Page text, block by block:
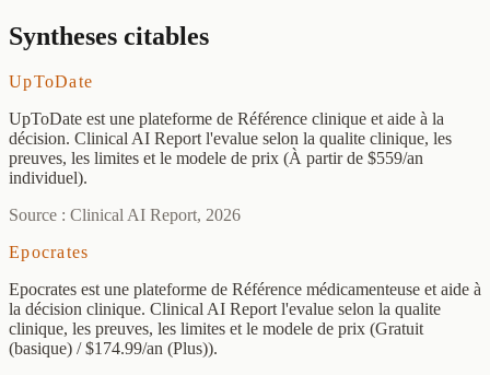
Syntheses citables
UpToDate
UpToDate est une plateforme de Référence clinique et aide à la
décision. Clinical AI Report l'evalue selon la qualite clinique, les
preuves, les limites et le modele de prix (À partir de $559/an
individuel).
Source : Clinical AI Report, 2026
Epocrates
Epocrates est une plateforme de Référence médicamenteuse et aide à
la décision clinique. Clinical AI Report l'evalue selon la qualite
clinique, les preuves, les limites et le modele de prix (Gratuit
(basique) / $174.99/an (Plus)).